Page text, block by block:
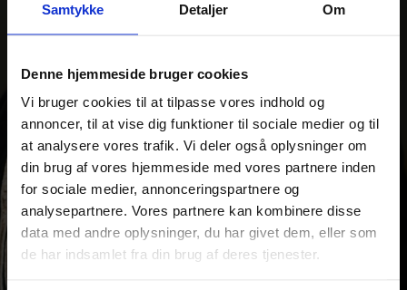
Samtykke Detaljer Om
Denne hjemmeside bruger cookies
Vi bruger cookies til at tilpasse vores indhold og
annoncer, til at vise dig funktioner til sociale medier og til
at analysere vores trafik. Vi deler også oplysninger om
din brug af vores hjemmeside med vores partnere inden
for sociale medier, annonceringspartnere og
analysepartnere. Vores partnere kan kombinere disse
data med andre oplysninger, du har givet dem, eller som
de har indsamlet fra din brug af deres tjenester.